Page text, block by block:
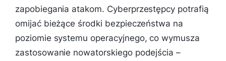
zapobiegania atakom. Cyberprzestępcy potrafią
omijać bieżące środki bezpieczeństwa na
poziomie systemu operacyjnego, co wymusza
zastosowanie nowatorskiego podejścia –